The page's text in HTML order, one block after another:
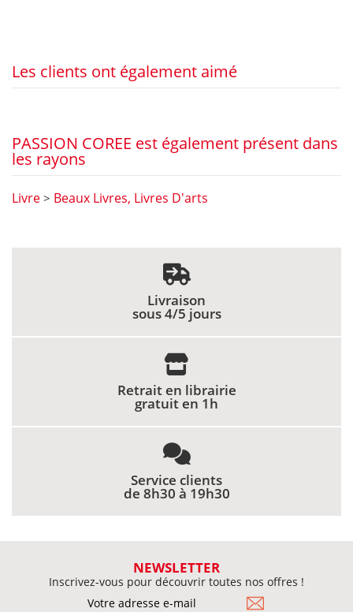
Les clients ont également aimé
PASSION COREE est également présent dans
les rayons
Livre > Beaux Livres, Livres D'arts
Livraison
sous 4/5 jours
Retrait en librairie
gratuit en 1h
Service clients
de 8h30 à 19h30
NEWSLETTER
Inscrivez-vous pour découvrir toutes nos offres !